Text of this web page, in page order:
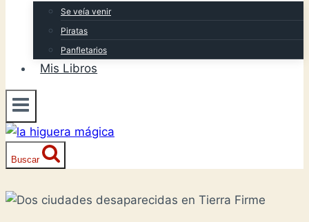
Se veía venir
Piratas
Panfletarios
Mis Libros
Buscar